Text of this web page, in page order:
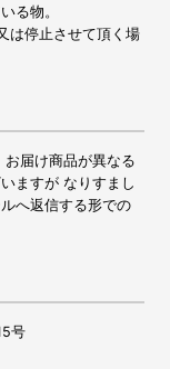
る物。
は停止させて頂く場
届け商品が異なる
ますが なりすまし
へ返信する形での
号